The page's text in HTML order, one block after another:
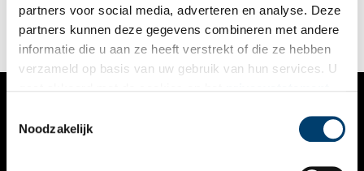
partners voor social media, adverteren en analyse. Deze
partners kunnen deze gegevens combineren met andere
informatie die u aan ze heeft verstrekt of die ze hebben
verzameld op basis van uw gebruik van hun services. U
Noodzakelijk
VERHALEN